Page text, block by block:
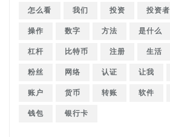
怎么看
我们 投资 投资者
操作
数字 方法 是什么
杠杆
比特币 注册 生活
粉丝
网络 认证 让我
账户
货币 转账 软件
钱包
银行卡